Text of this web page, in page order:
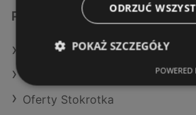
Podobne sklepy detaliczne
Oferty Kaufland
Oferty Stokrotka
ODRZUĆ
POKAŻ SZCZEGÓŁY
POWERED